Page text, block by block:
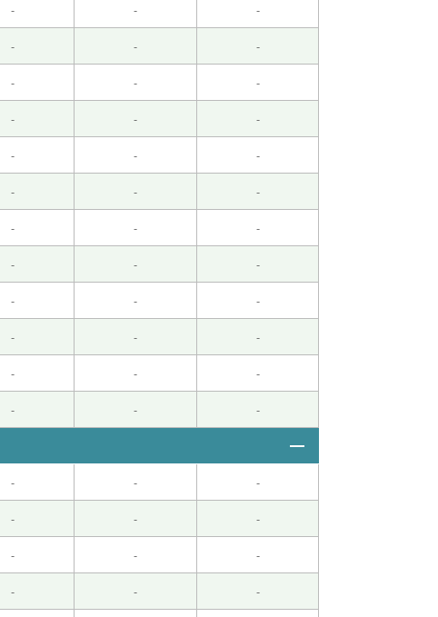
- - -
- - -
- - -
- - -
- - -
- - -
- - -
- - -
- - -
- - -
- - -
- - -
- - -
- - -
- - -
- - -